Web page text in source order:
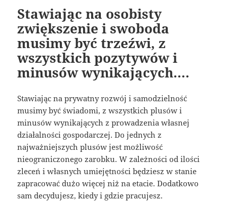
Stawiając na osobisty
zwiększenie i swoboda
musimy być trzeźwi, z
wszystkich pozytywów i
minusów wynikających….
Stawiając na prywatny rozwój i samodzielność
musimy być świadomi, z wszystkich plusów i
minusów wynikających z prowadzenia własnej
działalności gospodarczej. Do jednych z
najważniejszych plusów jest możliwość
nieograniczonego zarobku. W zależności od ilości
zleceń i własnych umiejętności będziesz w stanie
zapracować dużo więcej niż na etacie. Dodatkowo
sam decydujesz, kiedy i gdzie pracujesz.